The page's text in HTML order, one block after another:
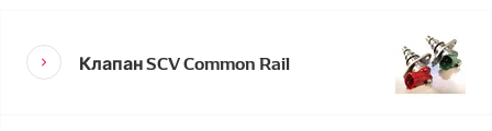
Клапан SCV Common Rail